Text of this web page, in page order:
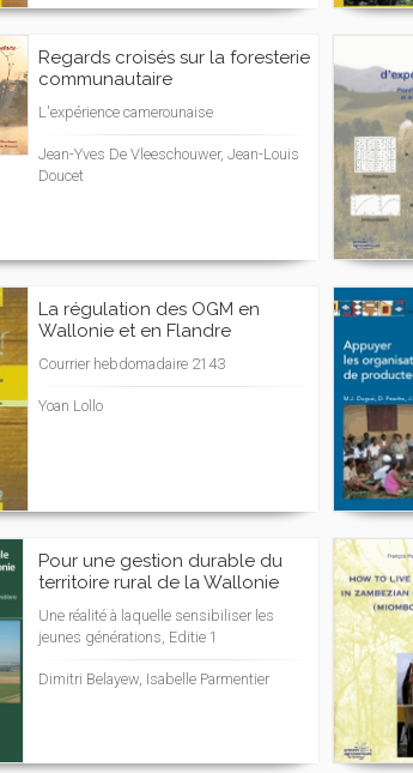
Regards croisés sur la foresterie
communautaire
L'expérience camerounaise
Jean-Yves De Vleeschouwer, Jean-Louis
Doucet
La régulation des OGM en
Wallonie et en Flandre
Courrier hebdomadaire 2143
Yoan Lollo
Pour une gestion durable du
territoire rural de la Wallonie
Une réalité à laquelle sensibiliser les
jeunes générations, Editie 1
Dimitri Belayew, Isabelle Parmentier